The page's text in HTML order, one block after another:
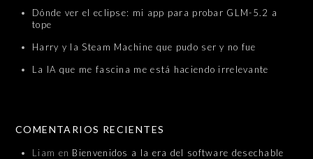
Dónde ver el eclipse: mi app para probar GLM-5.2 a
tope
Harry y la Steam Machine que pudo ser y no fue
La IA que me fascina me está haciendo irrelevante
COMENTARIOS RECIENTES
Liam en Bienvenidos a la era del software desechable